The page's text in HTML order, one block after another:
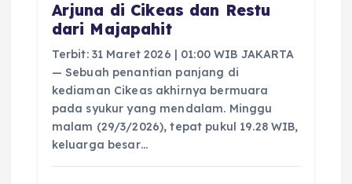
Arjuna di Cikeas dan Restu
dari Majapahit
Terbit: 31 Maret 2026 | 01:00 WIB JAKARTA
— Sebuah penantian panjang di
kediaman Cikeas akhirnya bermuara
pada syukur yang mendalam. Minggu
malam (29/3/2026), tepat pukul 19.28 WIB,
keluarga besar…